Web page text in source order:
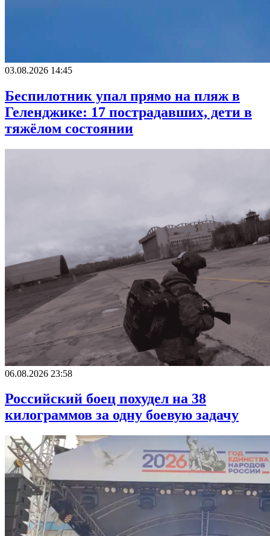
03.08.2026 14:45
Беспилотник упал прямо на пляж в
Геленджике: 17 пострадавших, дети в
тяжёлом состоянии
06.08.2026 23:58
Российский боец похудел на 38
килограммов за одну боевую задачу